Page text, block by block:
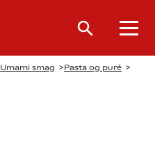
Umami smag >Pasta og puré >